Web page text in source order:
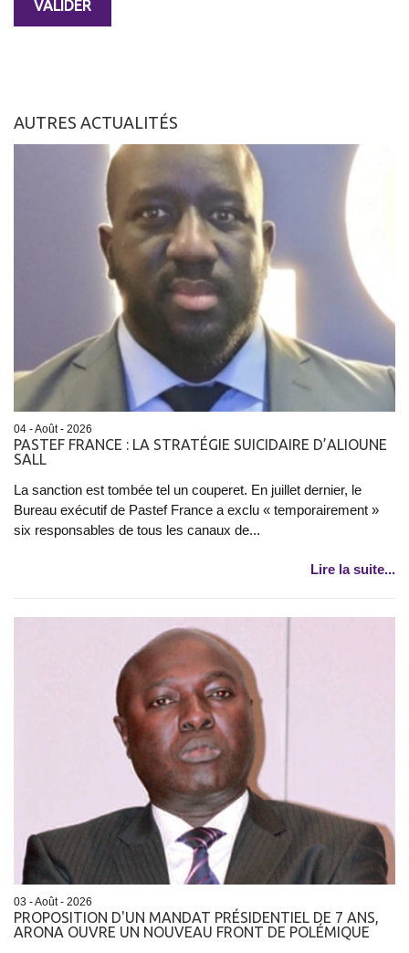
AUTRES ACTUALITÉS
04 - Août - 2026
PASTEF FRANCE : LA STRATÉGIE SUICIDAIRE D’ALIOUNE
SALL
La sanction est tombée tel un couperet. En juillet dernier, le
Bureau exécutif de Pastef France a exclu « temporairement »
six responsables de tous les canaux de...
Lire la suite...
03 - Août - 2026
PROPOSITION D'UN MANDAT PRÉSIDENTIEL DE 7 ANS,
ARONA OUVRE UN NOUVEAU FRONT DE POLÉMIQUE